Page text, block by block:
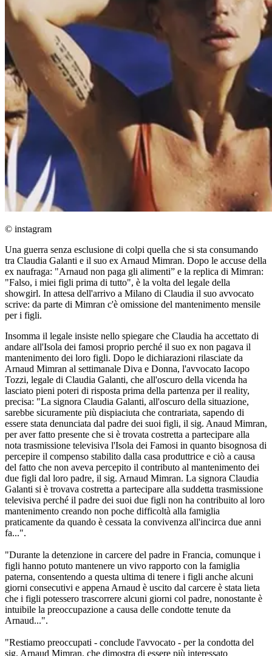
© instagram
Una guerra senza esclusione di colpi quella che si sta consumando
tra Claudia Galanti e il suo ex Arnaud Mimran. Dopo le accuse della
ex naufraga: "Arnaud non paga gli alimenti” e la replica di Mimran:
"Falso, i miei figli prima di tutto", è la volta del legale della
showgirl. In attesa dell'arrivo a Milano di Claudia il suo avvocato
scrive: da parte di Mimran c'è omissione del mantenimento mensile
per i figli.
Insomma il legale insiste nello spiegare che Claudia ha accettato di
andare all'Isola dei famosi proprio perché il suo ex non pagava il
mantenimento dei loro figli. Dopo le dichiarazioni rilasciate da
Arnaud Mimran al settimanale Diva e Donna, l'avvocato Iacopo
Tozzi, legale di Claudia Galanti, che all'oscuro della vicenda ha
lasciato pieni poteri di risposta prima della partenza per il reality,
precisa: "La signora Claudia Galanti, all'oscuro della situazione,
sarebbe sicuramente più dispiaciuta che contrariata, sapendo di
essere stata denunciata dal padre dei suoi figli, il sig. Anaud Mimran,
per aver fatto presente che si è trovata costretta a partecipare alla
nota trasmissione televisiva l'Isola dei Famosi in quanto bisognosa di
percepire il compenso stabilito dalla casa produttrice e ciò a causa
del fatto che non aveva percepito il contributo al mantenimento dei
due figli dal loro padre, il sig. Arnaud Mimran. La signora Claudia
Galanti si è trovava costretta a partecipare alla suddetta trasmissione
televisiva perché il padre dei suoi due figli non ha contribuito al loro
mantenimento creando non poche difficoltà alla famiglia
praticamente da quando è cessata la convivenza all'incirca due anni
fa...".
"Durante la detenzione in carcere del padre in Francia, comunque i
figli hanno potuto mantenere un vivo rapporto con la famiglia
paterna, consentendo a questa ultima di tenere i figli anche alcuni
giorni consecutivi e appena Arnaud è uscito dal carcere è stata lieta
che i figli potessero trascorrere alcuni giorni col padre, nonostante è
intuibile la preoccupazione a causa delle condotte tenute da
Arnaud...".
"Restiamo preoccupati - conclude l'avvocato - per la condotta del
sig. Arnaud Mimran, che dimostra di essere più interessato